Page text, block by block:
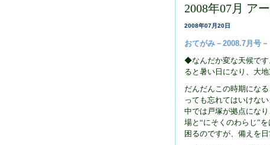
2008年07月 ア
2008年07月20日
おてがみ－2008.7月号－
◆なんだか変な天候です
ると暑い日になり、大
だんだんこの時期にな
っても忘れてはいけな
中では戸塚が拠点にな
場と“にそくのわらじ”
困るのですが、備えを